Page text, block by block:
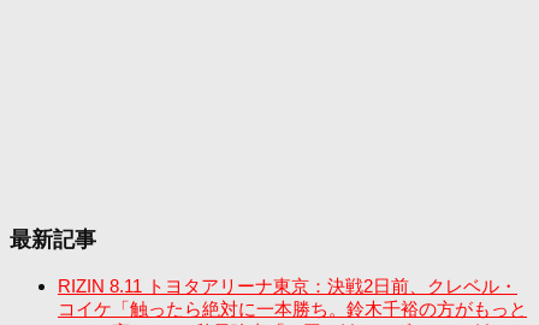
最新記事
RIZIN 8.11 トヨタアリーナ東京：決戦2日前、クレベル・
コイケ「触ったら絶対に一本勝ち。鈴木千裕の方がもっと